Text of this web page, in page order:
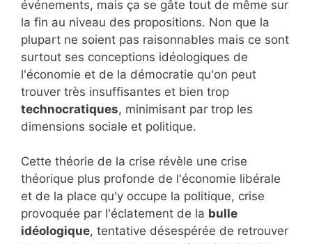
événements, mais ça se gâte tout de même sur
la fin au niveau des propositions. Non que la
plupart ne soient pas raisonnables mais ce sont
surtout ses conceptions idéologiques de
l'économie et de la démocratie qu'on peut
trouver très insuffisantes et bien trop
technocratiques, minimisant par trop les
dimensions sociale et politique.
Cette théorie de la crise révèle une crise
théorique plus profonde de l'économie libérale
et de la place qu'y occupe la politique, crise
provoquée par l'éclatement de la bulle
idéologique, tentative désespérée de retrouver